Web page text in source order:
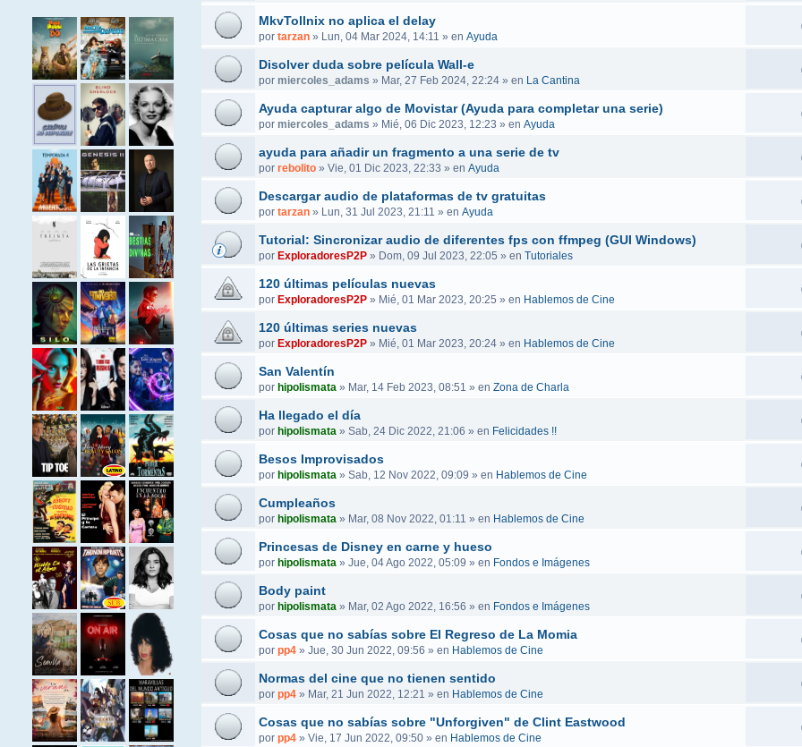
MkvTollnix no aplica el delay
por tarzan» Lun, 04 Mar 2024, 14:11 » en Ayuda
Disolver duda sobre película Wall-e
por miercoles_adams » Mar, 27 Feb 2024, 22:24» en La Cantina
Ayuda capturar algo de Movistar (Ayuda para completar una serie)
por miercoles_adams » Mié, 06 Dic 2023, 12:23 » en Ayuda
ayuda para añadir un fragmento a una serie de tv
por rebolito» Vie, 01 Dic 2023, 22:33 » en Ayuda
Descargar audio de plataformas de tv gratuitas
por tarzan» Lun, 31 Jul 2023, 21:11 » en Ayuda
Tutorial: Sincronizar audio de diferentes fps con ffmpeg (GUI Windows)
por ExploradoresP2P» Dom, 09 Jul 2023, 22:05 » en Tutoriales
120 últimas películas nuevas
por ExploradoresP2P» Mié, 01 Mar 2023, 20:25 » en Hablemos de Cine
120 últimas series nuevas
por ExploradoresP2P» Mié, 01 Mar 2023, 20:24» en Hablemos de Cine
San Valentín
por hipolismata» Mar, 14 Feb 2023, 08:51 » en Zona de Charla
Ha llegado el día
por hipolismata» Sab, 24 Dic 2022, 21:06 » en Felicidades !!
Besos Improvisados
por hipolismata» Sab, 12 Nov 2022, 09:09 » en Hablemos de Cine
Cumpleaños
por hipolismata» Mar, 08 Nov 2022, 01:11 » en Hablemos de Cine
Princesas de Disney en carne y hueso
por hipolismata» Jue, 04 Ago 2022, 05:09 » en Fondos e Imágenes
Body paint
por hipolismata» Mar, 02 Ago 2022, 16:56 » en Fondos e Imágenes
Cosas que no sabías sobre El Regreso de La Momia
por pp4» Jue, 30 Jun 2022, 09:56 » en Hablemos de Cine
Normas del cine que no tienen sentido
por pp4» Mar, 21 Jun 2022, 12:21 » en Hablemos de Cine
Cosas que no sabías sobre "Unforgiven" de Clint Eastwood
por pp4» Vie, 17 Jun 2022, 09:50» en Hablemos de Cine